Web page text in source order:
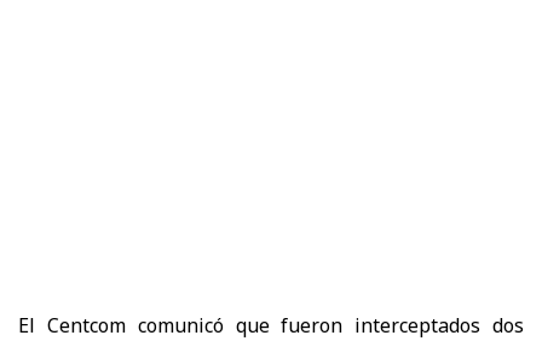
El Centcom comunicó que fueron interceptados dos